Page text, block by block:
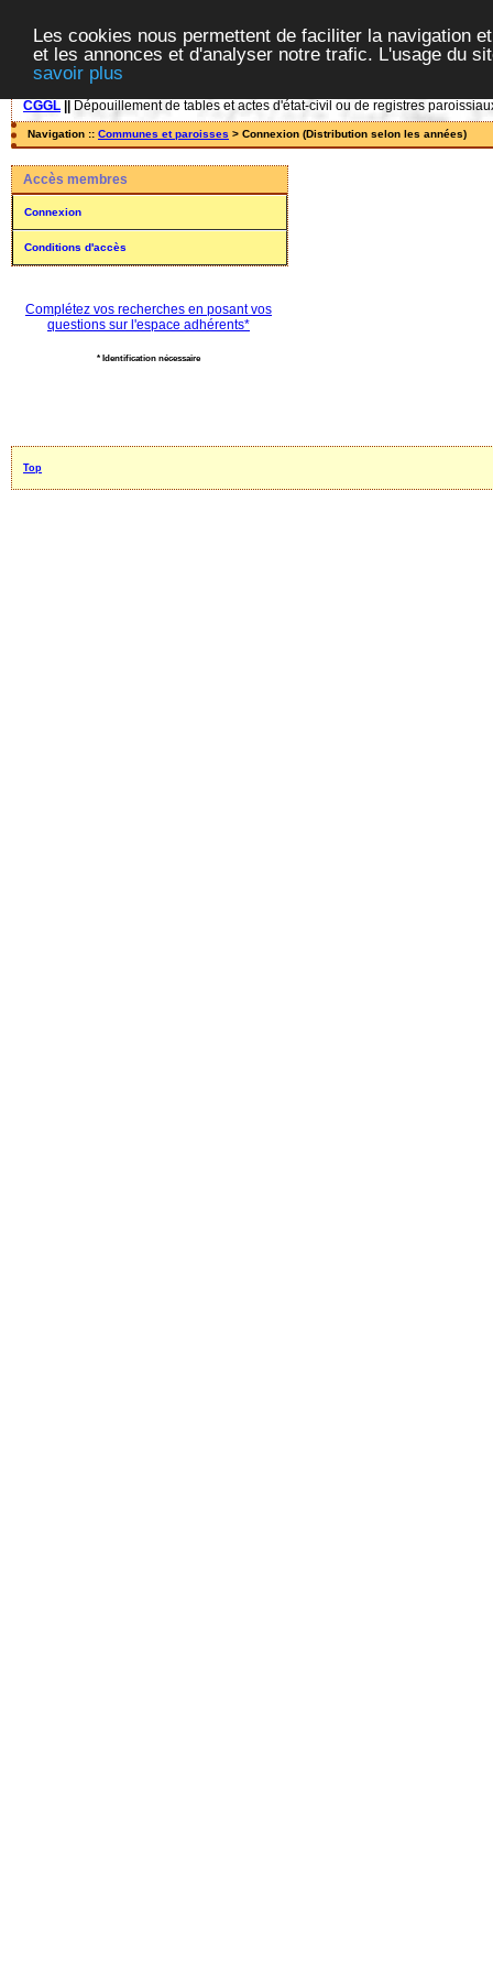
Les cookies nous permettent de faciliter la navigation
et les annonces et d'analyser notre trafic. L'usage du
savoir plus
CGGL Dépouillement de tables et actes d'état-civil ou de registres
Navigation :: Communes et paroisses > Connexion (Distribution selon les années)
Accès membres
Connexion
Conditions d'accès
Complétez vos recherches en posant vos
questions sur l'espace adhérents*
* Identification nécessaire
Top